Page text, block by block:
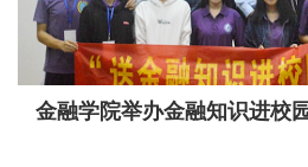
金融学院举办金融知识进校